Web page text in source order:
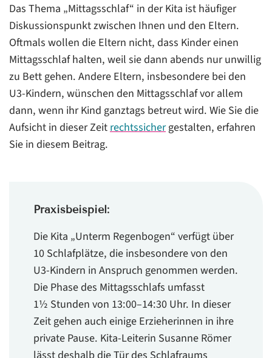
Kita
Was bedeutet das für Sie, wenn die Kinder einen
Mittagsschlaf halten?
Am besten ist die Aufsicht durch eine Kita-Erzieherin
während der Schlafenszeit
Offene Tür und Stichproben genügen während die
Kinder schlafen
Schaffen Sie ein Babyfon an und platzieren Sie es im
Das Thema „Mittagsschlaf“ in der Kita ist häufiger
Diskussionspunkt zwischen Ihnen und den Eltern.
Oftmals wollen die Eltern nicht, dass Kinder einen
Mittagsschlaf halten, weil sie dann abends nur unwillig
zu Bett gehen. Andere Eltern, insbesondere bei den
U3-Kindern, wünschen den Mittagsschlaf vor allem
dann, wenn ihr Kind ganztags betreut wird. Wie Sie die
Aufsicht in dieser Zeitrechtssichergestalten, erfahren
Sie in diesem Beitrag.
Praxisbeispiel:
Die Kita „Unterm Regenbogen“ verfügt über
10 Schlafplätze, die insbesondere von den
U3-Kindern in Anspruch genommen werden.
Die Phase des Mittagsschlafs umfasst
1½ Stunden von 13:00–14:30 Uhr. In dieser
Zeit gehen auch einige Erzieherinnen in ihre
private Pause. Kita-Leiterin Susanne Römer